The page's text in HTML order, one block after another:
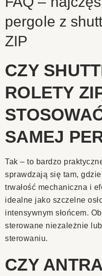
pergole z
ZIP
CZY
ROLETY
SAMEJ
Tak – to bardzo
sprawdzają się tam,
trwałość mechaniczna i
idealne jako szczelne
intensywnym słońcem.
sterowane niezależnie
sterowaniu.
CZY